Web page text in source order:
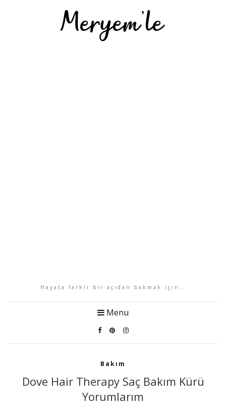
Hayata farklı bir açıdan bakmak için…
Menu
Bakım
Dove Hair Therapy Saç Bakım Kürü
Yorumlarım